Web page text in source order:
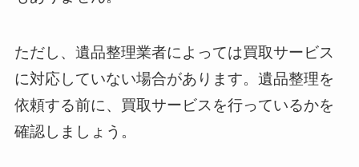
ただし、遺品整理業者によっては買取サービス
に対応していない場合があります。遺品整理を
依頼する前に、買取サービスを行っているかを
確認しましょう。